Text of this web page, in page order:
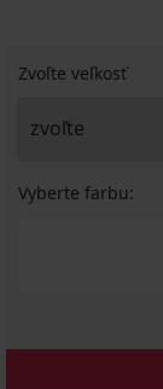
Zvoľte veľkosť
Vyberte farbu: